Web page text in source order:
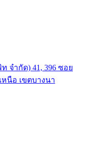
จำกัด) 41, 396 ซอย
นือ เขตบางนา